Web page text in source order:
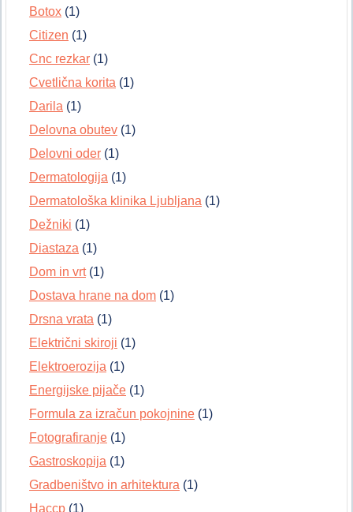
Botox (1)
Citizen (1)
Cnc rezkar (1)
Cvetlična korita (1)
Darila (1)
Delovna obutev (1)
Delovni oder (1)
Dermatologija (1)
Dermatološka klinika Ljubljana (1)
Dežniki (1)
Diastaza (1)
Dom in vrt(1)
Dostava hrane na dom (1)
Drsna vrata (1)
Električni skiroji (1)
Elektroerozija (1)
Energijske pijače (1)
Formula za izračun pokojnine (1)
Fotografiranje (1)
Gastroskopija (1)
Gradbeništvo in arhitektura (1)
Haccp (1)